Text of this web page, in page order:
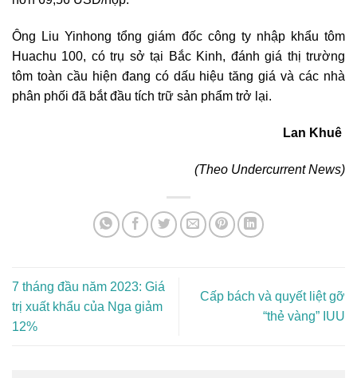
Ông Liu Yinhong tổng giám đốc công ty nhập khẩu tôm
Huachu 100, có trụ sở tại Bắc Kinh, đánh giá thị trường
tôm toàn cầu hiện đang có dấu hiệu tăng giá và các nhà
phân phối đã bắt đầu tích trữ sản phẩm trở lại.
Lan Khuê
(Theo Undercurrent News)
7 tháng đầu năm 2023: Giá
trị xuất khẩu của Nga giảm
12%
Cấp bách và quyết liệt gỡ
“thẻ vàng” IUU